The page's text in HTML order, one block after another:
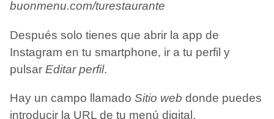
buonmenu.com/turestaurante
Después solo tienes que abrir la app de
Instagram en tu smartphone, ir a tu perfil y
pulsar Editar perfil.
Hay un campo llamado Sitio web donde puedes
introducir la URL de tu menú digital.